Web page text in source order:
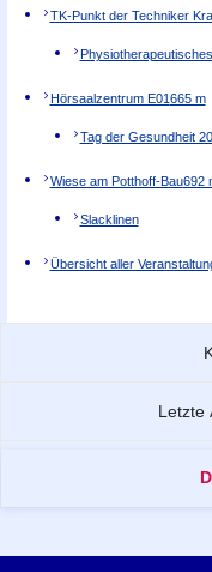
TK-Punkt der Techniker
Hörsaalzentrum E01665 m
Tag der Gesundheit
Wiese am Potthoff-Bau692
Slacklinen
Übersicht aller
Letzte